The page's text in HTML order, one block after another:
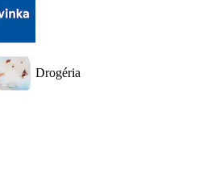
Drogéria